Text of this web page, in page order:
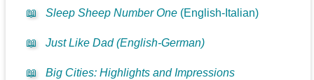
📖 Sleep Sheep Number One (English-Italian)
📖 Just Like Dad (English-German)
📖 Big Cities: Highlights and Impressions